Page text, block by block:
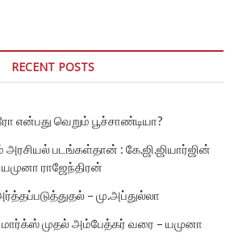
RECENT POSTS
என்பது வெறும் பூச்சாண்டியா?
அரசியல் படங்கள்தான் : கே.ஜி.ஜியார்ஜின்
யமுனா ராஜேந்திரன்
– மு.அப்துல்லா
முதல் அம்பேத்கர் வரை – யமுனா